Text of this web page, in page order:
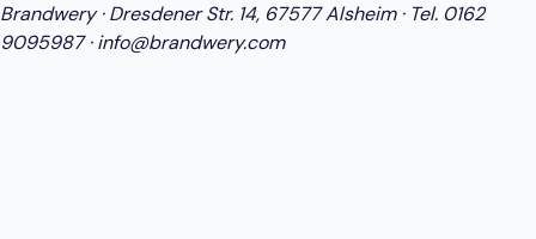
Brandwery · Dresdener Str. 14, 67577 Alsheim · Tel. 0162
9095987·info@brandwery.com